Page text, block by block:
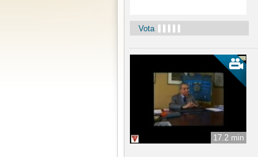
Vota
17.2 min